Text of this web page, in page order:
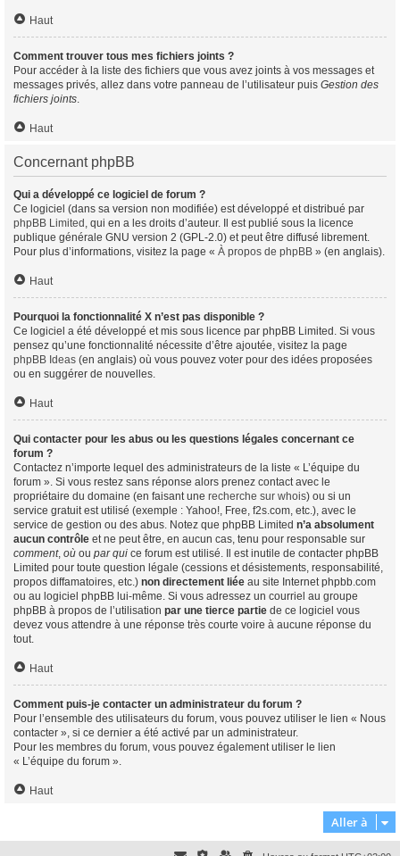
Haut
Comment trouver tous mes fichiers joints ?
Pour accéder à la liste des fichiers que vous avez joints à vos messages et
messages privés, allez dans votre panneau de l’utilisateur puis Gestion des
fichiers joints.
Haut
Concernant phpBB
Qui a développé ce logiciel de forum ?
Ce logiciel (dans sa version non modifiée) est développé et distribué par
phpBB Limited , qui en a les droits d’auteur. Il est publié sous la licence
publique générale GNU version 2 (GPL-2.0) et peut être diffusé librement.
Pour plus d’informations, visitez la page « À propos de phpBB » (en anglais).
Haut
Pourquoi la fonctionnalité X n’est pas disponible ?
Ce logiciel a été développé et mis sous licence par phpBB Limited. Si vous
pensez qu’une fonctionnalité nécessite d’être ajoutée, visitez la page
phpBB Ideas (en anglais) où vous pouvez voter pour des idées proposées
ou en suggérer de nouvelles.
Haut
Qui contacter pour les abus ou les questions légales concernant ce
forum ?
Contactez n’importe lequel des administrateurs de la liste « L’équipe du
forum ». Si vous restez sans réponse alors prenez contact avec le
propriétaire du domaine (en faisant une recherche sur whois) ou si un
service gratuit est utilisé (exemple : Yahoo!, Free, f2s.com, etc.), avec le
service de gestion ou des abus. Notez que phpBB Limited n’a absolument
aucun contrôle et ne peut être, en aucun cas, tenu pour responsable sur
comment, où ou par qui ce forum est utilisé. Il est inutile de contacter phpBB
Limited pour toute question légale (cessions et désistements, responsabilité,
propos diffamatoires, etc.) non directement liée au site Internet phpbb.com
ou au logiciel phpBB lui-même. Si vous adressez un courriel au groupe
phpBB à propos de l’utilisation par une tierce partie de ce logiciel vous
devez vous attendre à une réponse très courte voire à aucune réponse du
tout.
Haut
Comment puis-je contacter un administrateur du forum ?
Pour l’ensemble des utilisateurs du forum, vous pouvez utiliser le lien « Nous
contacter », si ce dernier a été activé par un administrateur.
Pour les membres du forum, vous pouvez également utiliser le lien
« L’équipe du forum ».
Haut
Aller à